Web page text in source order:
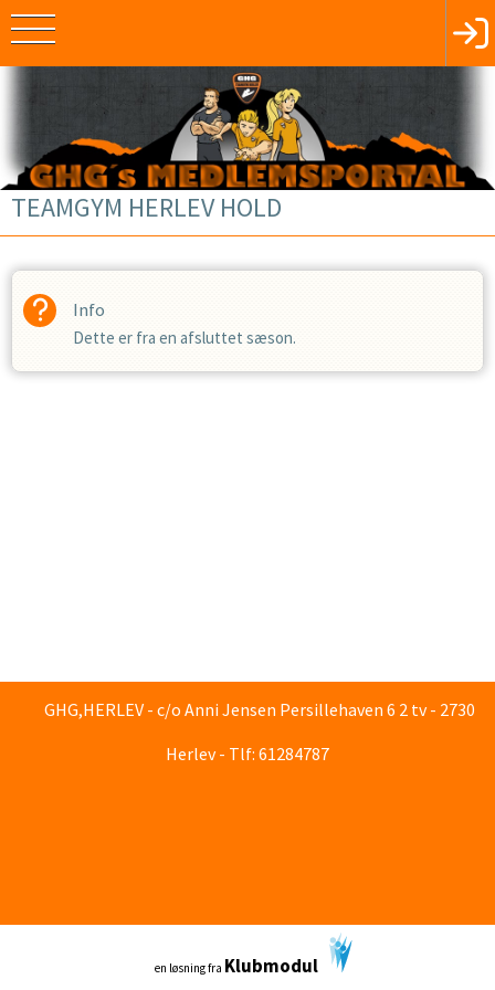
TEAMGYM HERLEV HOLD
Info
Dette er fra en afsluttet sæson.
GHG,HERLEV - c/o Anni Jensen Persillehaven 6 2 tv - 2730
Herlev - Tlf: 61284787
en løsning fra Klubmodul